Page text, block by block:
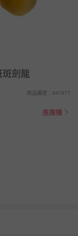
斑劍龍
商品編號：947877
進團購